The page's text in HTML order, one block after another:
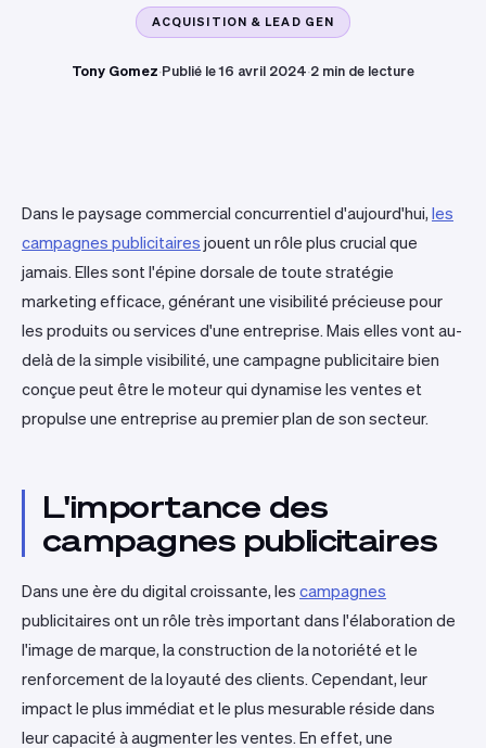
ACQUISITION & LEAD GEN
Tony Gomez·Publié le 16 avril 2024·2 min de lecture
Dans le paysage commercial concurrentiel d'aujourd'hui, les
campagnes publicitaires jouent un rôle plus crucial que
jamais. Elles sont l'épine dorsale de toute stratégie
marketing efficace, générant une visibilité précieuse pour
les produits ou services d'une entreprise. Mais elles vont au-
delà de la simple visibilité, une campagne publicitaire bien
conçue peut être le moteur qui dynamise les ventes et
propulse une entreprise au premier plan de son secteur.
L'importance des
campagnes publicitaires
Dans une ère du digital croissante, les campagnes
publicitaires ont un rôle très important dans l'élaboration de
l'image de marque, la construction de la notoriété et le
renforcement de la loyauté des clients. Cependant, leur
impact le plus immédiat et le plus mesurable réside dans
leur capacité à augmenter les ventes. En effet, une